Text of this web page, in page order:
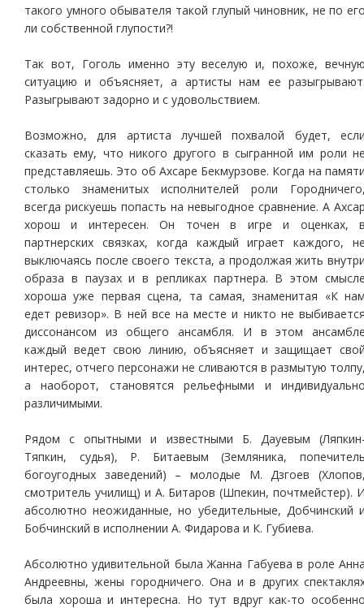
такого умного обывателя такой глупый чиновник, не по
ли собственной глупости?!
Так вот, Гоголь именно эту веселую и, похоже,
ситуацию и объясняет, а артисты нам ее
Разыгрывают задорно и с удовольствием.
Возможно, для артиста лучшей похвалой будет,
сказать ему, что никого другого в сыгранной им роли
представляешь. Это об Ахсаре Бекмурзове. Когда на
столько знаменитых исполнителей роли
всегда рискуешь попасть на невыгодное сравнение. А
хорош и интересен. Он точен в игре и оценках,
партнерских связках, когда каждый играет каждого,
выключаясь после своего текста, а продолжая жить
образа в паузах и в репликах партнера. В этом
хороша уже первая сцена, та самая, знаменитая «К
едет ревизор». В ней все на месте и никто не
диссонансом из общего ансамбля. И в этом
каждый ведет свою линию, объясняет и защищает
интерес, отчего персонажи не сливаются в размытую
а наоборот, становятся рельефными и
различимыми.
Рядом с опытными и известными Б. Дауевым
Тяпкин, судья), Р. Битаевым (Земляника,
богоугодных заведений) – молодые М. Дзгоев
смотритель училищ) и А. Битаров (Шпекин, почтмейстер).
абсолютно неожиданные, но убедительные, Добчинский
Бобчинский в исполнении А. Фидарова и К. Губиева.
Абсолютно удивительной была Жанна Габуева в роле
Андреевны, жены городничего. Она и в других
была хороша и интересна. Но тут вдруг как-то